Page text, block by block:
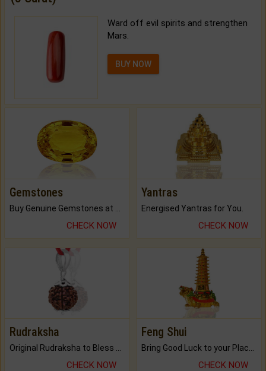
Ward off evil spirits and strengthen
Mars.
BUY NOW
Gemstones
CHECK NOW
Yantras
Energised Yantras for You.
CHECK NOW
Rudraksha
CHECK NOW
Feng Shui
CHECK NOW